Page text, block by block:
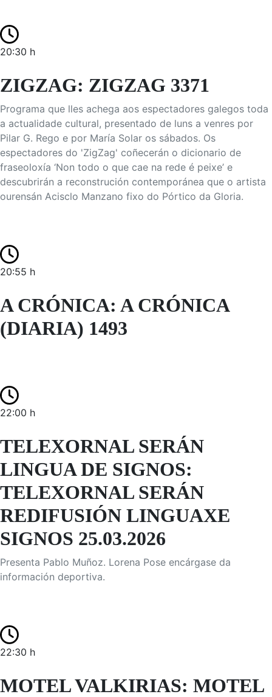
20:30 h
ZIGZAG: ZIGZAG 3371
Programa que lles achega aos espectadores galegos toda
a actualidade cultural, presentado de luns a venres por
Pilar G. Rego e por María Solar os sábados. Os
espectadores do 'ZigZag' coñecerán o dicionario de
fraseoloxía ‘Non todo o que cae na rede é peixe’ e
descubrirán a reconstrución contemporánea que o artista
ourensán Acisclo Manzano fixo do Pórtico da Gloria.
20:55 h
A CRÓNICA: A CRÓNICA
(DIARIA) 1493
22:00 h
TELEXORNAL SERÁN
LINGUA DE SIGNOS:
TELEXORNAL SERÁN
REDIFUSIÓN LINGUAXE
SIGNOS 25.03.2026
Presenta Pablo Muñoz. Lorena Pose encárgase da
información deportiva.
22:30 h
MOTEL VALKIRIAS: MOTEL